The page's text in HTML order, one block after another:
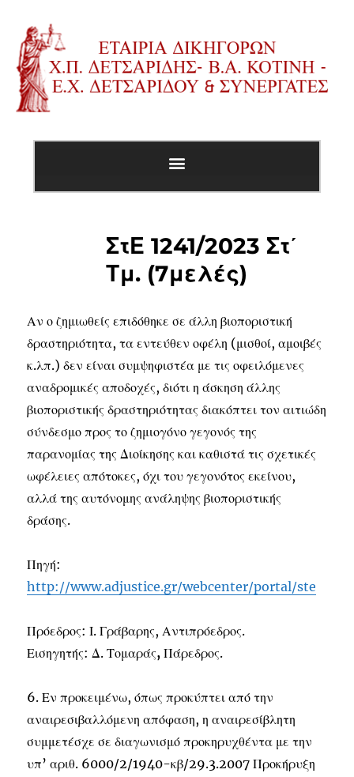
ΣτΕ 1241/2023 Στ΄
Τμ. (7μελές)
Αν ο ζημιωθείς επιδόθηκε σε άλλη βιοποριστική
δραστηριότητα, τα εντεύθεν οφέλη (μισθοί, αμοιβές
κ.λπ.) δεν είναι συμψηφιστέα με τις οφειλόμενες
αναδρομικές αποδοχές, διότι η άσκηση άλλης
βιοποριστικής δραστηριότητας διακόπτει τον αιτιώδη
σύνδεσμο προς το ζημιογόνο γεγονός της
παρανομίας της Διοίκησης και καθιστά τις σχετικές
ωφέλειες απότοκες, όχι του γεγονότος εκείνου,
αλλά της αυτόνομης ανάληψης βιοποριστικής
δράσης.
Πηγή:
http://www.adjustice.gr/webcenter/portal/ste
Πρόεδρος: Ι. Γράβαρης, Αντιπρόεδρος.
Εισηγητής: Δ. Τομαράς,Πάρεδρος.
6. Εν προκειμένω, όπως προκύπτει από την
αναιρεσιβαλλόμενη απόφαση, η αναιρεσίβλητη
συμμετέσχε σε διαγωνισμό προκηρυχθέντα με την
υπ’ αριθ. 6000/2/1940-κβ/29.3.2007 Προκήρυξη